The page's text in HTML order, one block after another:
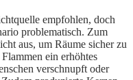
empfohlen, doch
problematisch. Zum
aus, um Räume sicher zu
ein erhöhtes
verschnupft oder